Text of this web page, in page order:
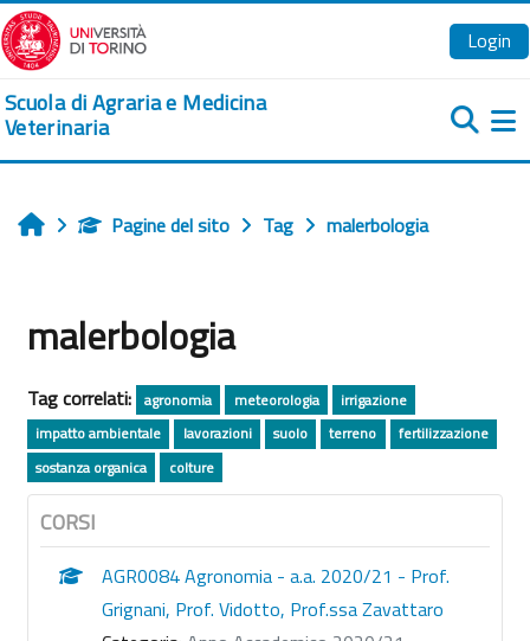
Vai al contenuto principale
Login
Scuola di Agraria e Medicina
Veterinaria
HomePagine del sito Tag malerbologia
malerbologia
Tag correlati: agronomia meteorologia
irrigazione
impatto ambientale
lavorazioni suolo terreno
fertilizzazione
sostanza organica
colture
CORSI
AGR0084 Agronomia - a.a. 2020/21 - Prof.
Grignani, Prof. Vidotto, Prof.ssa Zavattaro